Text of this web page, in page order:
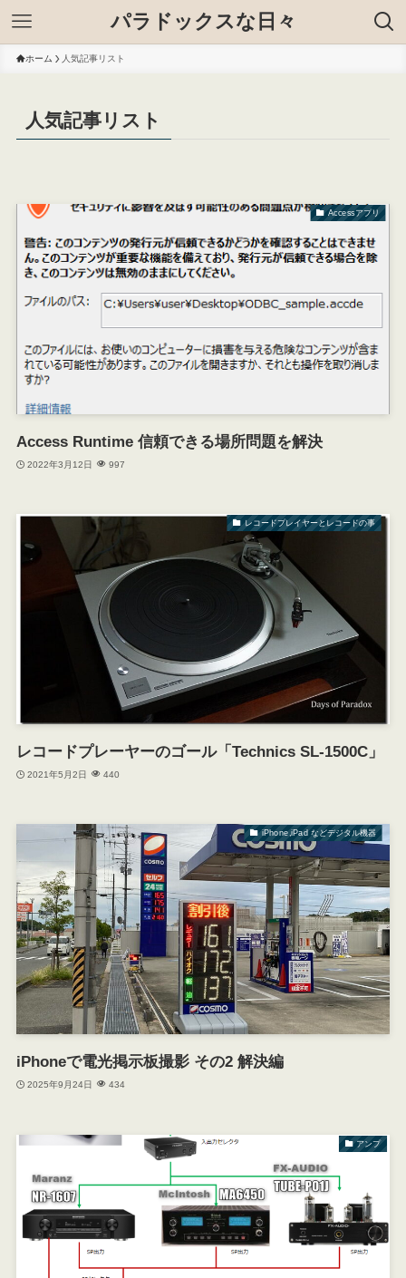
パラドックスな日々
ホーム 人気記事リスト
人気記事リスト
Accessアプリ
Access Runtime 信頼できる場所問題を解決
2022年3月12日 997
レコードプレイヤーとレコードの事
レコードプレーヤーのゴール「Technics SL-1500C」
2021年5月2日 440
iPhone,iPad などデジタル機器
iPhoneで電光掲示板撮影 その2 解決編
2025年9月24日 434
アンプ